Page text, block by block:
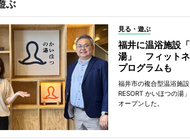
ぶ
見る・遊ぶ
福井に温浴施設
湯」 フィットネ
プログラムも
福井市の複合型温浴施
RESORT かいほつの湯
オープンした。